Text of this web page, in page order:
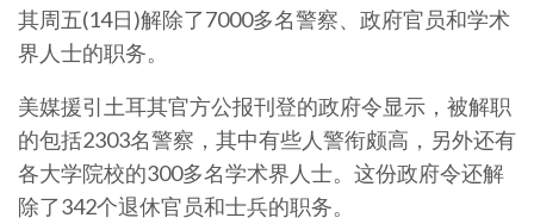
其周五(14日)解除了7000多名警察、政府官员和学术
界人士的职务。
美媒援引土耳其官方公报刊登的政府令显示，被解职
的包括2303名警察，其中有些人警衔颇高，另外还有
各大学院校的300多名学术界人士。这份政府令还解
除了342个退休官员和士兵的职务。